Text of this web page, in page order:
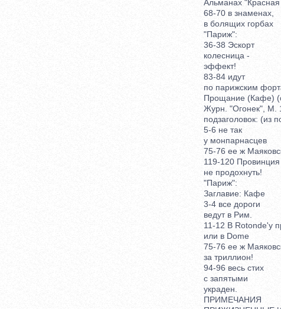
Альманах "Красная
68-70 в знаменах,
в болящих горбах
"Париж":
36-38 Эскорт
колесница -
эффект!
83-84 идут
по парижским
Прощание (Кафе)
Журн. "Огонек", М.
подзаголовок: (из
5-6 не так
у монпарнасцев
75-76 ее ж
119-120 Провинция
не продохнуть!
"Париж":
Заглавие: Кафе
3-4 все дороги
ведут в Рим.
11-12 В Rotonde'у
или в Dome
75-76 ее ж
за триллион!
94-96 весь стих
с запятыми
украден.
ПРИМЕЧАНИЯ